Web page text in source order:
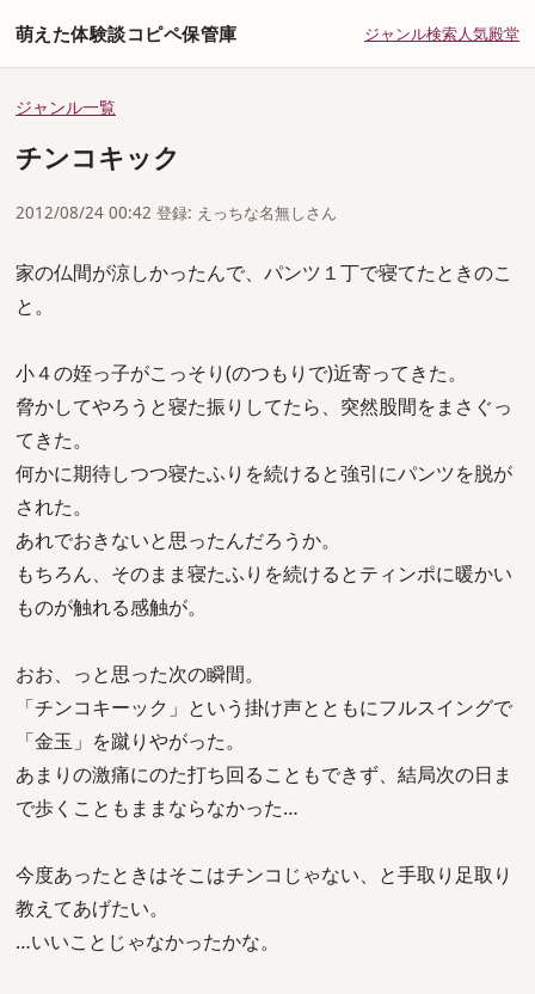
萌えた体験談コピペ保管庫 ジャンル検索人気殿堂
ジャンル一覧
チンコキック
2012/08/24 00:42 登録: えっちな名無しさん
家の仏間が涼しかったんで、パンツ１丁で寝てたときのこ
と。
小４の姪っ子がこっそり(のつもりで)近寄ってきた。
脅かしてやろうと寝た振りしてたら、突然股間をまさぐっ
てきた。
何かに期待しつつ寝たふりを続けると強引にパンツを脱が
された。
あれでおきないと思ったんだろうか。
もちろん、そのまま寝たふりを続けるとティンポに暖かい
ものが触れる感触が。
おお、っと思った次の瞬間。
「チンコキーック」という掛け声とともにフルスイングで
「金玉」を蹴りやがった。
あまりの激痛にのた打ち回ることもできず、結局次の日ま
で歩くこともままならなかった…
今度あったときはそこはチンコじゃない、と手取り足取り
教えてあげたい。
…いいことじゃなかったかな。